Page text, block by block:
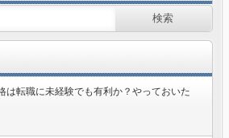
は転職に未経験でも有利か？やっておいた